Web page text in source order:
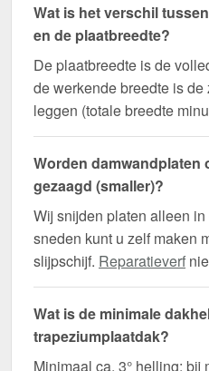
Wat is het verschil
en de plaatbreedte?
De plaatbreedte is de
de werkende breedte is
leggen (totale breedte
Worden damwandplaten
gezaagd (smaller)?
Wij snijden platen alleen
sneden kunt u zelf maken
slijpschijf. Reparatieverf
Wat is de minimale
trapeziumplaatdak?
Minimaal ca. 3° helling; bij